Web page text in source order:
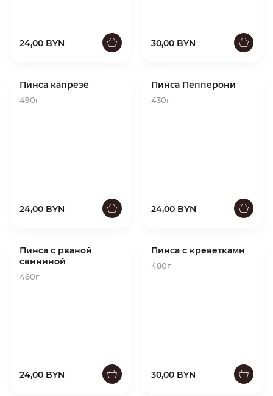
24,00 BYN 30,00 BYN
Пинса капрезе
490г
24,00 BYN
Пинса Пепперони
430г
24,00 BYN
Пинса с рваной
свининой
460г
24,00 BYN
Пинса с креветками
480г
30,00 BYN